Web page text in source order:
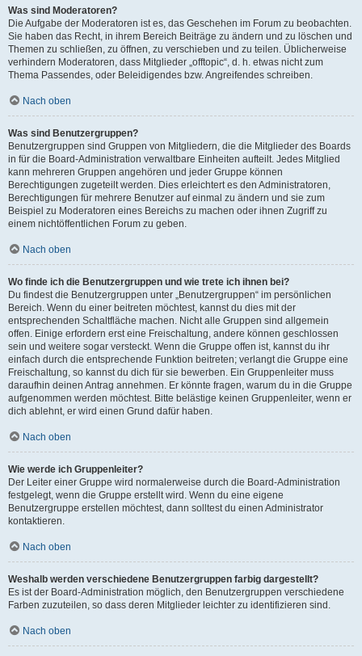
Was sind Moderatoren?
Die Aufgabe der Moderatoren ist es, das Geschehen im Forum zu beobachten.
Sie haben das Recht, in ihrem Bereich Beiträge zu ändern und zu löschen und
Themen zu schließen, zu öffnen, zu verschieben und zu teilen. Üblicherweise
verhindern Moderatoren, dass Mitglieder „offtopic“, d. h. etwas nicht zum
Thema Passendes, oder Beleidigendes bzw. Angreifendes schreiben.
Nach oben
Was sind Benutzergruppen?
Benutzergruppen sind Gruppen von Mitgliedern, die die Mitglieder des Boards
in für die Board-Administration verwaltbare Einheiten aufteilt. Jedes Mitglied
kann mehreren Gruppen angehören und jeder Gruppe können
Berechtigungen zugeteilt werden. Dies erleichtert es den Administratoren,
Berechtigungen für mehrere Benutzer auf einmal zu ändern und sie zum
Beispiel zu Moderatoren eines Bereichs zu machen oder ihnen Zugriff zu
einem nichtöffentlichen Forum zu geben.
Nach oben
Wo finde ich die Benutzergruppen und wie trete ich ihnen bei?
Du findest die Benutzergruppen unter „Benutzergruppen“ im persönlichen
Bereich. Wenn du einer beitreten möchtest, kannst du dies mit der
entsprechenden Schaltfläche machen. Nicht alle Gruppen sind allgemein
offen. Einige erfordern erst eine Freischaltung, andere können geschlossen
sein und weitere sogar versteckt. Wenn die Gruppe offen ist, kannst du ihr
einfach durch die entsprechende Funktion beitreten; verlangt die Gruppe eine
Freischaltung, so kannst du dich für sie bewerben. Ein Gruppenleiter muss
daraufhin deinen Antrag annehmen. Er könnte fragen, warum du in die Gruppe
aufgenommen werden möchtest. Bitte belästige keinen Gruppenleiter, wenn er
dich ablehnt, er wird einen Grund dafür haben.
Nach oben
Wie werde ich Gruppenleiter?
Der Leiter einer Gruppe wird normalerweise durch die Board-Administration
festgelegt, wenn die Gruppe erstellt wird. Wenn du eine eigene
Benutzergruppe erstellen möchtest, dann solltest du einen Administrator
kontaktieren.
Nach oben
Weshalb werden verschiedene Benutzergruppen farbig dargestellt?
Es ist der Board-Administration möglich, den Benutzergruppen verschiedene
Farben zuzuteilen, so dass deren Mitglieder leichter zu identifizieren sind.
Nach oben